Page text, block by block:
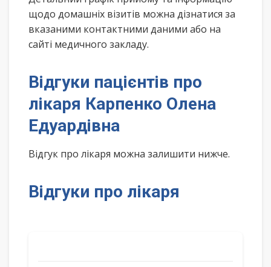
щодо домашніх візитів можна дізнатися за
вказаними контактними даними або на
сайті медичного закладу.
Відгуки пацієнтів про
лікаря Карпенко Олена
Едуардівна
Відгук про лікаря можна залишити нижче.
Відгуки про лікаря